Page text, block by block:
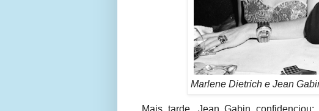
Marlene Dietrich e Jean